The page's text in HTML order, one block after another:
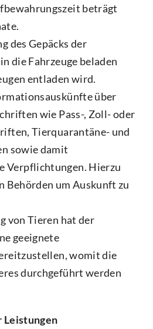
beträgt
des Gepäcks der
die Fahrzeuge beladen
entladen wird.
über
wie Pass-, Zoll- oder
Tierquarantäne- und
sowie damit
Verpflichtungen. Hierzu
Behörden um Auskunft zu
von Tieren hat der
geeignete
womit die
durchgeführt werden
Leistungen